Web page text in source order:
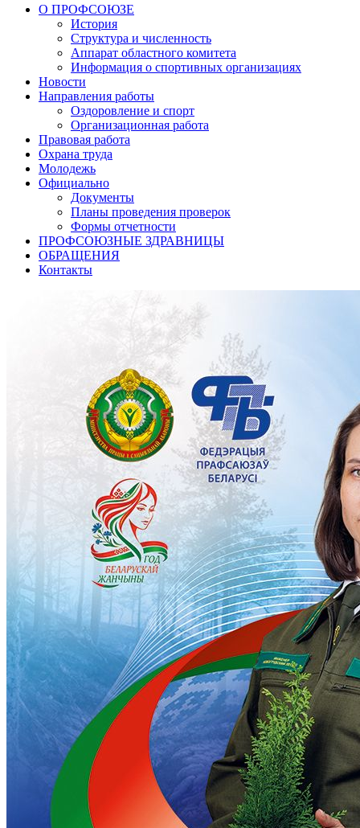
О ПРОФСОЮЗЕ
История
Структура и численность
Аппарат областного комитета
Информация о спортивных организациях
Новости
Направления работы
Оздоровление и спорт
Организационная работа
Правовая работа
Охрана труда
Молодежь
Официально
Документы
Планы проведения проверок
Формы отчетности
ПРОФСОЮЗНЫЕ ЗДРАВНИЦЫ
ОБРАЩЕНИЯ
Контакты